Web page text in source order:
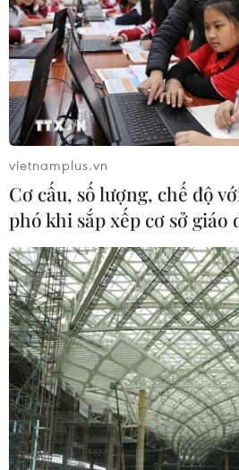
Cần Thơ: Siết trách nhiệm cá
tập thể để trụ sở, nhà đất dôi
đọng
16/07/2026 10:48
CƠ QUAN CHỦ QUẢN: THÔNG TẤN XÃ VIỆT
Tổng Biên tập: TRẦN TIẾN DUẨN
Phó Tổng Biên tập: NGUYỄN THỊ
THỦY
Sở hữu trí tuệ
vietnamplus.vn
Cơ cấu, số lượng, chế độ
phó khi sắp xếp cơ sở giáo